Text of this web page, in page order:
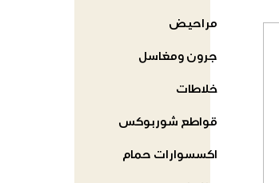
مراحيض
جرون ومغاسل
خلاطات
قواطع شوربوكس
اكسسوارات حمام